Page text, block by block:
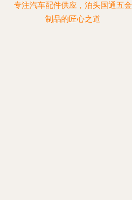
专注汽车配件供应，泊头国通五金
制品的匠心之道